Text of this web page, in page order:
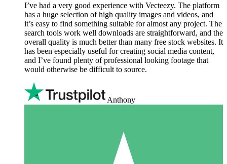
I’ve had a very good experience with Vecteezy. The platform
has a huge selection of high quality images and videos, and
it’s easy to find something suitable for almost any project. The
search tools work well downloads are straightforward, and the
overall quality is much better than many free stock websites. It
has been especially useful for creating social media content,
and I’ve found plenty of professional looking footage that
would otherwise be difficult to source.
Anthony